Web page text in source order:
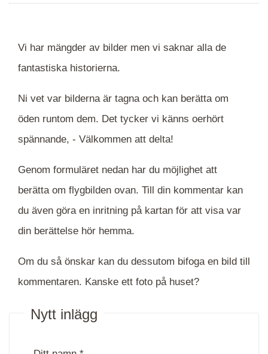
Vi har mängder av bilder men vi saknar alla de
fantastiska historierna.
Ni vet var bilderna är tagna och kan berätta om
öden runtom dem. Det tycker vi känns oerhört
spännande, - Välkommen att delta!
Genom formuläret nedan har du möjlighet att
berätta om flygbilden ovan. Till din kommentar kan
du även göra en inritning på kartan för att visa var
din berättelse hör hemma.
Om du så önskar kan du dessutom bifoga en bild till
kommentaren. Kanske ett foto på huset?
Nytt inlägg